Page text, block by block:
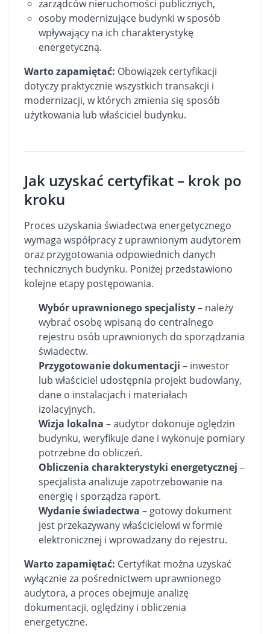
zarządców nieruchomości publicznych,
osoby modernizujące budynki w sposób
wpływający na ich charakterystykę
energetyczną.
Warto zapamiętać: Obowiązek certyfikacji
dotyczy praktycznie wszystkich transakcji i
modernizacji, w których zmienia się sposób
użytkowania lub właściciel budynku.
Jak uzyskać certyfikat – krok po
kroku
Proces uzyskania świadectwa energetycznego
wymaga współpracy z uprawnionym audytorem
oraz przygotowania odpowiednich danych
technicznych budynku. Poniżej przedstawiono
kolejne etapy postępowania.
Wybór uprawnionego specjalisty– należy
wybrać osobę wpisaną do centralnego
rejestru osób uprawnionych do sporządzania
świadectw.
Przygotowanie dokumentacji – inwestor
lub właściciel udostępnia projekt budowlany,
dane o instalacjach i materiałach
izolacyjnych.
Wizja lokalna – audytor dokonuje oględzin
budynku, weryfikuje dane i wykonuje pomiary
potrzebne do obliczeń.
Obliczenia charakterystyki energetycznej –
specjalista analizuje zapotrzebowanie na
energię i sporządza raport.
Wydanie świadectwa – gotowy dokument
jest przekazywany właścicielowi w formie
elektronicznej i wprowadzany do rejestru.
Warto zapamiętać: Certyfikat można uzyskać
wyłącznie za pośrednictwem uprawnionego
audytora, a proces obejmuje analizę
dokumentacji, oględziny i obliczenia
energetyczne.